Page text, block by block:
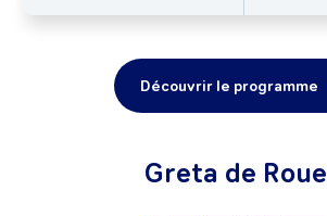
Découvrir le programme
Greta de